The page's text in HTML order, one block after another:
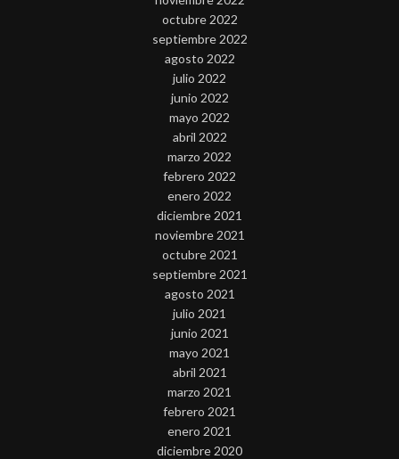
octubre 2022
septiembre 2022
agosto 2022
julio 2022
junio 2022
mayo 2022
abril 2022
marzo 2022
febrero 2022
enero 2022
diciembre 2021
noviembre 2021
octubre 2021
septiembre 2021
agosto 2021
julio 2021
junio 2021
mayo 2021
abril 2021
marzo 2021
febrero 2021
enero 2021
diciembre 2020